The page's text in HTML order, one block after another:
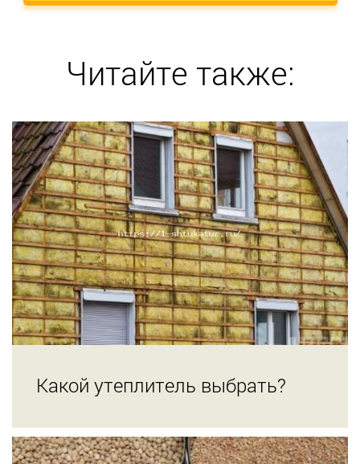
Читайте также:
Какой утеплитель выбрать?